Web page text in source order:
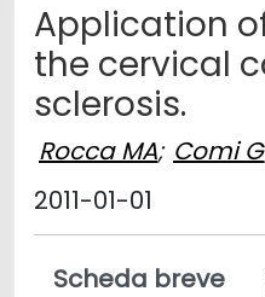
Application
the cervical
sclerosis.
Rocca MA; Comi G
2011-01-01
Scheda breve